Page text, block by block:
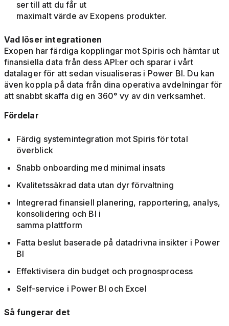
ser till att du får ut
maximalt värde av Exopens produkter.
Vad löser integrationen
Exopen har färdiga kopplingar mot Spiris och hämtar ut
finansiella data från dess API:er och sparar i vårt
datalager för att sedan visualiseras i Power BI. Du kan
även koppla på data från dina operativa avdelningar för
att snabbt skaffa dig en 360° vy av din verksamhet.
Fördelar
Färdig systemintegration mot Spiris för total
överblick
Snabb onboarding med minimal insats
Kvalitetssäkrad data utan dyr förvaltning
Integrerad finansiell planering, rapportering, analys,
konsolidering och BI i
samma plattform
Fatta beslut baserade på datadrivna insikter i Power
BI
Effektivisera din budget och prognosprocess
Self-service i Power BI och Excel
Så fungerar det